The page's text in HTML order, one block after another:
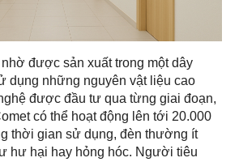
được sản xuất trong một dây
dụng những nguyên vật liệu cao
được đầu tư qua từng giai đoạn,
có thể hoạt động lên tới 20.000
thời gian sử dụng, đèn thường ít
hư hại hay hỏng hóc. Người tiêu